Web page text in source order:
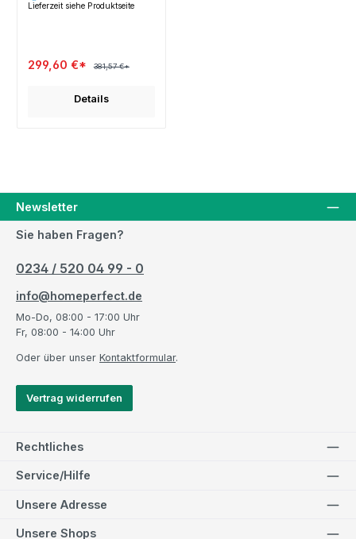
Lieferzeit siehe Produktseite
299,60 €* 381,57 €*
Details
Newsletter
Sie haben Fragen?
0234 / 520 04 99 - 0
info@homeperfect.de
Mo-Do, 08:00 - 17:00 Uhr
Fr, 08:00 - 14:00 Uhr
Oder über unser Kontaktformular.
Vertrag widerrufen
Rechtliches
Service/Hilfe
Unsere Adresse
Unsere Shops